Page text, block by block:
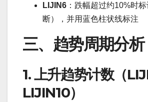
LIJIN6 ：跌幅超过约10%时
断），并用蓝色柱状线标注
三、趋势周期分析
1. 上升趋势计数（
LIJIN10）